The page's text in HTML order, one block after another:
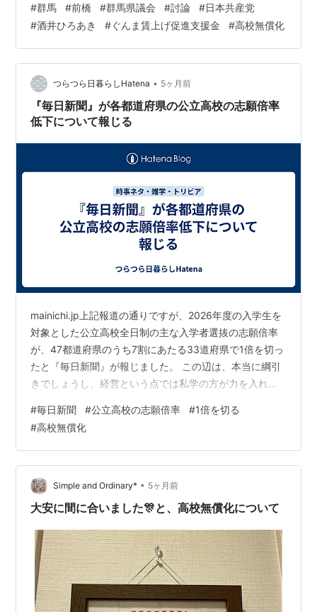
告してあります議案について、反対の立場から討論いた
します。 最初に、第５７号議案、一般会計補正予算につ
いてです。ぐんま賃上げ促進支援金を３月からの最低賃
金引き上げに対応すべく１０億円余を計上したことは評
価できます。しかし、TUMOぐんま開設に伴うGメッセ
群…
#群馬 #前橋 #群馬県議会 #討論 #日本共産党
#酒井ひろあき #ぐんま賃上げ促進支援金 #高校無償化
つらつら日暮らしHatena • 5ヶ月前
『毎日新聞』が各都道府県の公立高校の志願倍率
低下について報じる
mainichi.jp上記報道の通りですが、2026年度の入学生を
対象とした公立高校全日制の主な入学者選抜の志願倍率
が、47都道府県のうち7割にあたる33道府県で1倍を切っ
たと『毎日新聞』が報じました。 この辺は、本当に綱引
きでしょうし、経営という点では私学の方が力を入れる
いのでしょうね。
#毎日新聞 #公立高校の志願倍率 #1倍を切る
#高校無償化
Simple and Ordinary* • 5ヶ月前
大安に間に合いました🎊と、高校無償化について